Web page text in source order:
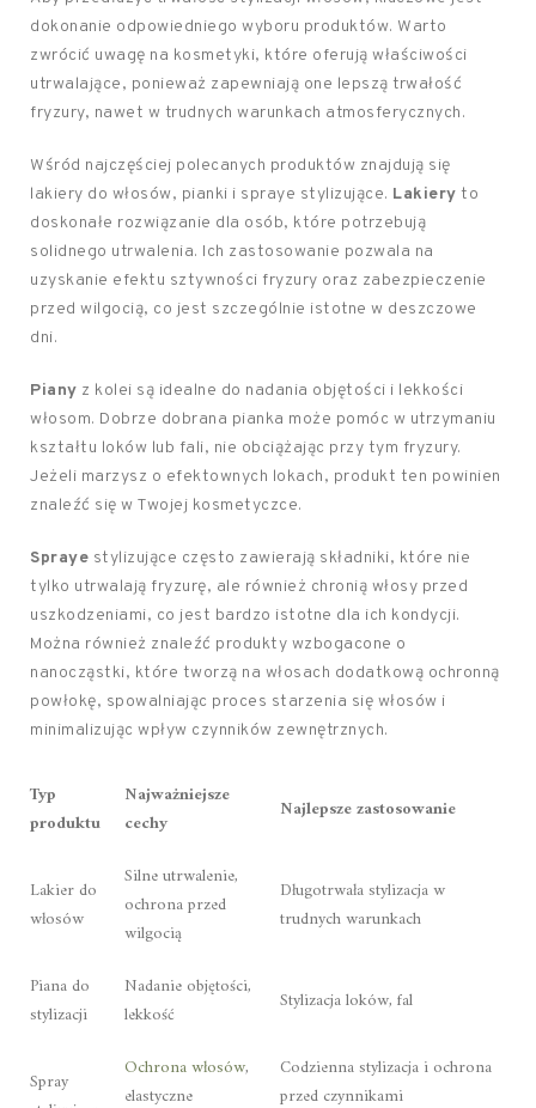
dokonanie odpowiedniego wyboru produktów. Warto
zwrócić uwagę na kosmetyki, które oferują właściwości
utrwalające, ponieważ zapewniają one lepszą trwałość
fryzury, nawet w trudnych warunkach atmosferycznych.
Wśród najczęściej polecanych produktów znajdują się
lakiery do włosów, pianki i spraye stylizujące. Lakiery to
doskonałe rozwiązanie dla osób, które potrzebują
solidnego utrwalenia. Ich zastosowanie pozwala na
uzyskanie efektu sztywności fryzury oraz zabezpieczenie
przed wilgocią, co jest szczególnie istotne w deszczowe
dni.
Piany z kolei są idealne do nadania objętości i lekkości
włosom. Dobrze dobrana pianka może pomóc w utrzymaniu
kształtu loków lub fali, nie obciążając przy tym fryzury.
Jeżeli marzysz o efektownych lokach, produkt ten powinien
znaleźć się w Twojej kosmetyczce.
Spraye stylizujące często zawierają składniki, które nie
tylko utrwalają fryzurę, ale również chronią włosy przed
uszkodzeniami, co jest bardzo istotne dla ich kondycji.
Można również znaleźć produkty wzbogacone o
nanocząstki, które tworzą na włosach dodatkową ochronną
powłokę, spowalniając proces starzenia się włosów i
minimalizując wpływ czynników zewnętrznych.
Typ
produktu
Najważniejsze
cechy
Najlepsze zastosowanie
Lakier do
włosów
Silne utrwalenie,
ochrona przed
wilgocią
Długotrwała stylizacja w
trudnych warunkach
Piana do
stylizacji
Nadanie objętości,
lekkość
Stylizacja loków, fal
Spray
Ochrona włosów,
elastyczne
Codzienna stylizacja i ochrona
przed czynnikami